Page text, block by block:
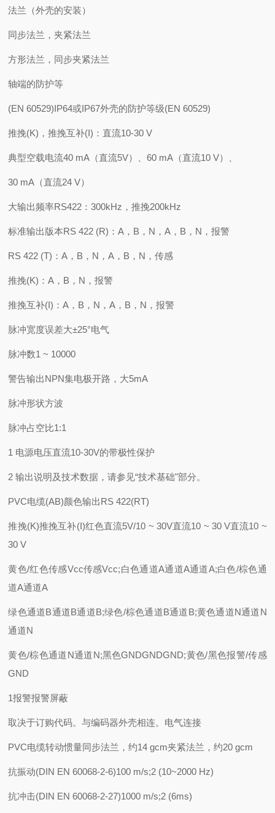
法兰（外壳的安装）
同步法兰，夹紧法兰
方形法兰，同步夹紧法兰
轴端的防护等
(EN 60529)IP64或IP67外壳的防护等级(EN 60529)
推挽(K)，推挽互补(I)：直流10-30 V
典型空载电流40 mA（直流5V）、60 mA（直流10 V）、
30 mA（直流24 V）
大输出频率RS422：300kHz，推挽200kHz
标准输出版本RS 422 (R)：A，B，N，A，B，N，报警
RS 422 (T)：A，B，N，A，B，N，传感
推挽(K)：A，B，N，报警
推挽互补(I)：A，B，N，A，B，N，报警
脉冲宽度误差大±25°电气
脉冲数1 ~ 10000
警告输出NPN集电极开路，大5mA
脉冲形状方波
脉冲占空比1:1
1 电源电压直流10-30V的带极性保护
2 输出说明及技术数据，请参见“技术基础"部分。
PVC电缆(AB)颜色输出RS 422(RT)
推挽(K)推挽互补(I)红色直流5V/10 ~ 30V直流10 ~ 30 V直流10 ~
30 V
黄色/红色传感Vcc传感Vcc;白色通道A通道A通道A;白色/棕色通
道A通道A
绿色通道B通道B通道B;绿色/棕色通道B通道B;黄色通道N通道N
通道N
黄色/棕色通道N通道N;黑色GNDGNDGND;黄色/黑色报警/传感
GND
1报警报警屏蔽
取决于订购代码。与编码器外壳相连。电气连接
PVC电缆转动惯量同步法兰，约14 gcm夹紧法兰，约20 gcm
抗振动(DIN EN 60068-2-6)100 m/s;2 (10~2000 Hz)
抗冲击(DIN EN 60068-2-27)1000 m/s;2 (6ms)